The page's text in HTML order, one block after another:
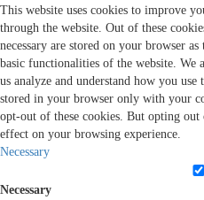
This website uses cookies to improve
through the website. Out of these
necessary are stored on your browser
basic functionalities of the website. We
us analyze and understand how you
stored in your browser only with your
opt-out of these cookies. But opting out
effect on your browsing experience.
Necessary
Necessary